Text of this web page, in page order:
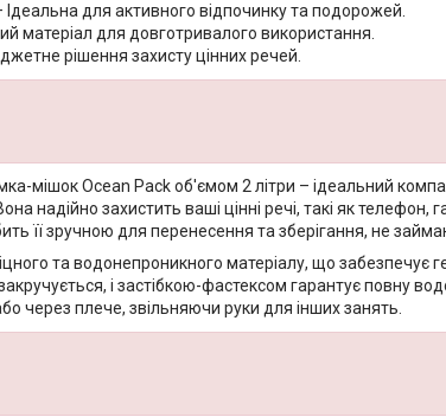
Ідеальна для активного відпочинку та подорожей.
матеріал для довготривалого використання.
рішення захисту цінних речей.
мішок Ocean Pack об'ємом 2 літри – ідеальний
надійно захистить ваші цінні речі, такі як
її зручною для перенесення та зберігання, не
та водонепроникного матеріалу, що забезпечує
і застібкою-фастексом гарантує повну
через плече, звільняючи руки для інших занять.